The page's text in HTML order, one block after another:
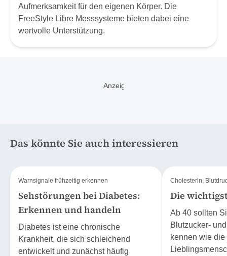
Aufmerksamkeit für den eigenen Körper. Die
FreeStyle Libre Messsysteme bieten dabei eine
wertvolle Unterstützung.
Das könnte Sie auch interessieren
Warnsignale frühzeitig erkennen
Sehstörungen bei Diabetes:
Erkennen und handeln
Diabetes ist eine chronische
Krankheit, die sich schleichend
entwickelt und zunächst häufig
Cholesterin,
Die
Ab 40 sollten
Blutzucker-
kennen wie